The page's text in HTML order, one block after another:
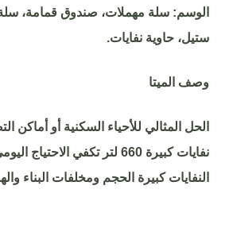
الوسم: سلة مهملات، صندوق قمامة،
ستيل، حاوية نفايات.
وصف الميتا
الحل المثالي للأحياء السكنية أو أماكن
نفايات كبيرة 660 لتر تكفي
النفايات كبيرة الحجم ومخلفات البناء